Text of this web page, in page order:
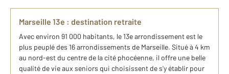
Marseille 13e : destination retraite
Avec environ 91 000 habitants, le 13e arrondissement est le
plus peuplé des 16 arrondissements de Marseille. Situé à 4 km
au nord-est du centre de la cité phocéenne, il offre une belle
qualité de vie aux seniors qui choisissent de s'y établir pour